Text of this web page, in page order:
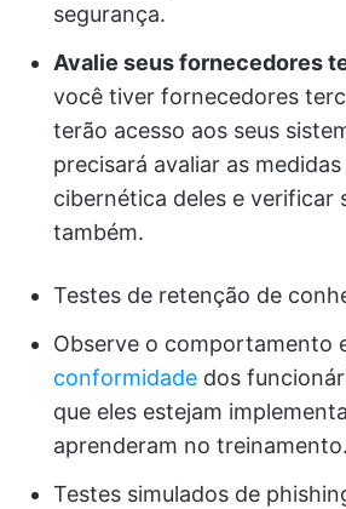
segurança.
Avalie seus fornecedores
você tiver fornecedores
terão acesso aos seus
precisará avaliar as
cibernética deles e verificar
também.
Testes de retenção de
Observe o comportamento
conformidade dos
que eles estejam
aprenderam no treinamento.
Testes simulados de